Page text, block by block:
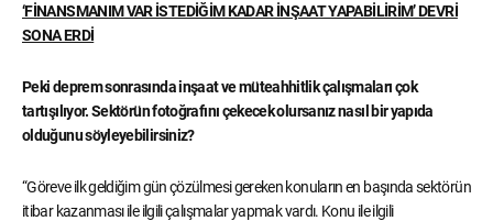
‘FİNANSMANIM VAR İSTEDİĞİM KADAR İNŞAAT YAPABİLİRİM’ DEVRİ
SONA ERDİ
Peki deprem sonrasında inşaat ve müteahhitlik çalışmaları çok
tartışılıyor. Sektörün fotoğrafını çekecek olursanız nasıl bir yapıda
olduğunu söyleyebilirsiniz?
“Göreve ilk geldiğim gün çözülmesi gereken konuların en başında sektörün
itibar kazanması ile ilgili çalışmalar yapmak vardı. Konu ile ilgili